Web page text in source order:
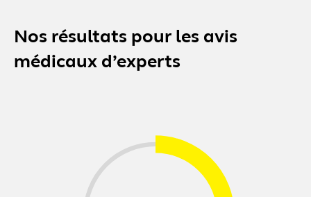
Nos résultats pour les avis
médicaux d’experts